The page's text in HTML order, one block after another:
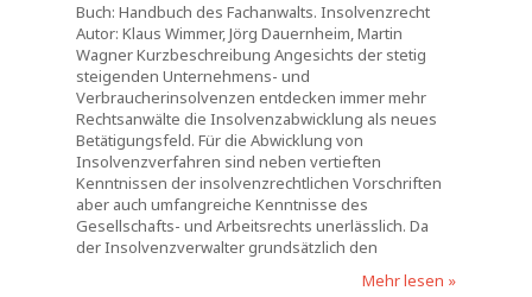
Buch: Handbuch des Fachanwalts. Insolvenzrecht
Autor: Klaus Wimmer, Jörg Dauernheim, Martin
Wagner Kurzbeschreibung Angesichts der stetig
steigenden Unternehmens- und
Verbraucherinsolvenzen entdecken immer mehr
Rechtsanwälte die Insolvenzabwicklung als neues
Betätigungsfeld. Für die Abwicklung von
Insolvenzverfahren sind neben vertieften
Kenntnissen der insolvenzrechtlichen Vorschriften
aber auch umfangreiche Kenntnisse des
Gesellschafts- und Arbeitsrechts unerlässlich. Da
der Insolvenzverwalter grundsätzlich den
Mehr lesen »